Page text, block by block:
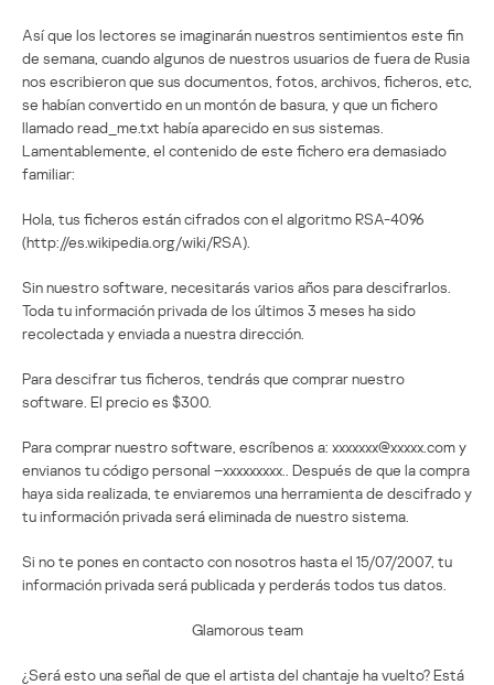
Así que los lectores se imaginarán nuestros sentimientos este fin
de semana, cuando algunos de nuestros usuarios de fuera de Rusia
nos escribieron que sus documentos, fotos, archivos, ficheros, etc,
se habían convertido en un montón de basura, y que un fichero
llamado read_me.txt había aparecido en sus sistemas.
Lamentablemente, el contenido de este fichero era demasiado
familiar:
Hola, tus ficheros están cifrados con el algoritmo RSA-4096
(http://es.wikipedia.org/wiki/RSA).
Sin nuestro software, necesitarás varios años para descifrarlos.
Toda tu información privada de los últimos 3 meses ha sido
recolectada y enviada a nuestra dirección.
Para descifrar tus ficheros, tendrás que comprar nuestro
software. El precio es $300.
Para comprar nuestro software, escríbenos a: xxxxxxx@xxxxx.com y
envianos tu código personal –xxxxxxxxx.. Después de que la compra
haya sida realizada, te enviaremos una herramienta de descifrado y
tu información privada será eliminada de nuestro sistema.
Si no te pones en contacto con nosotros hasta el 15/07/2007, tu
información privada será publicada y perderás todos tus datos.
Glamorous team
¿Será esto una señal de que el artista del chantaje ha vuelto? Está